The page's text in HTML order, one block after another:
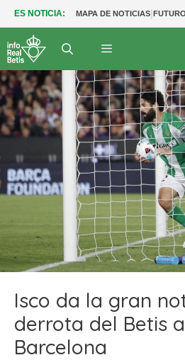
ES NOTICIA: MAPA DE NOTICIAS|
Isco da la gran
derrota del Betis
Barcelona